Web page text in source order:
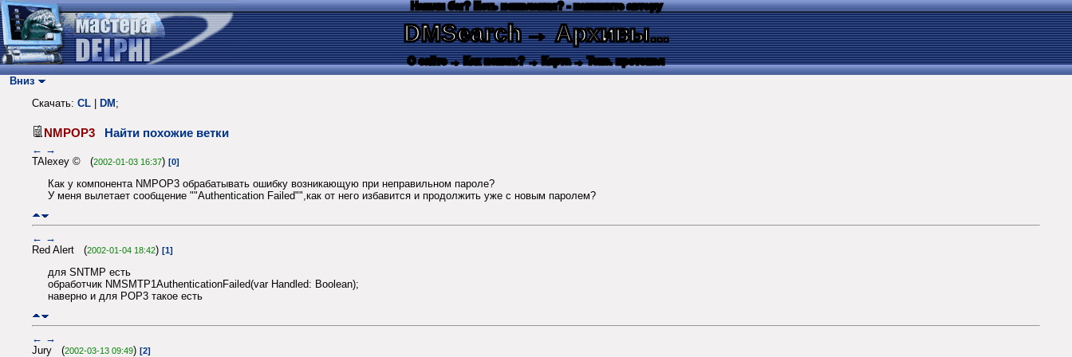
Нашли баг? Есть пожелания? - напишите автору
DMSearch→ Архивы...
О сайте → Как искать? → Карта → Текс. протокол
Вниз
Скачать: CL DM ;
NMPOP3 Найти похожие ветки
← →
TAlexey © (2002-01-03 16:37) [0]
Как у компонента NMPOP3 обрабатывать ошибку возникающую при неправильном пароле?
У меня вылетает сообщение ""Authentication Failed"",как от него избавится и продолжить уже с новым паролем?
← →
Red Alert (2002-01-04 18:42) [1]
для SNTMP ecть
обработчик NMSMTP1AuthenticationFailed(var Handled: Boolean);
наверно и для POP3 такое есть
← →
Jury (2002-03-13 09:49) [2]